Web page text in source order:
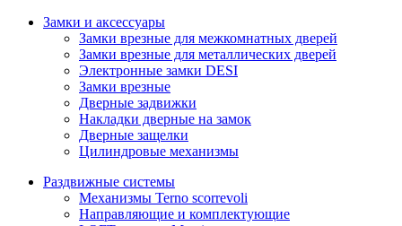
Замки и аксессуары
Замки врезные для межкомнатных дверей
Замки врезные для металлических дверей
Электронные замки DESI
Замки врезные
Дверные задвижки
Накладки дверные на замок
Дверные защелки
Цилиндровые механизмы
Раздвижные системы
Механизмы Terno scorrevoli
Направляющие и комплектующие